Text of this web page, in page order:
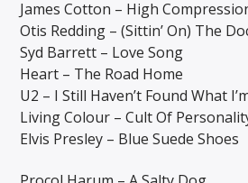
James Cotton – High
Otis Redding – (Sittin’ On) The
Syd Barrett – Love Song
Heart – The Road Home
U2 – I Still Haven’t Found What
Living Colour – Cult Of
Elvis Presley – Blue Suede Shoes